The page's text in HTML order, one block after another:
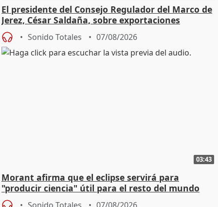
El presidente del Consejo Regulador del Marco de
Jerez, César Saldaña, sobre exportaciones
Sonido Totales 07/08/2026
03:43
Morant afirma que el eclipse servirá para
"producir ciencia" útil para el resto del mundo